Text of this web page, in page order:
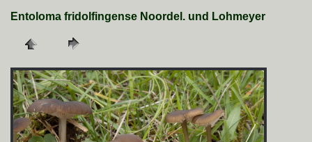
Entoloma fridolfingense Noordel. und Lohmeyer